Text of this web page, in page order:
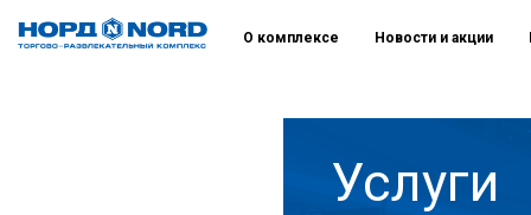
О комплексе Новости и акции
Услуги